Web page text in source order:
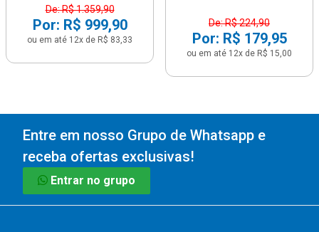
De: R$ 1.359,90
Por: R$ 999,90
ou em até 12x de R$ 83,33
De: R$ 224,90
Por: R$ 179,95
ou em até 12x de R$ 15,00
Entre em nosso Grupo de Whatsapp e
receba ofertas exclusivas!
Entrar no grupo